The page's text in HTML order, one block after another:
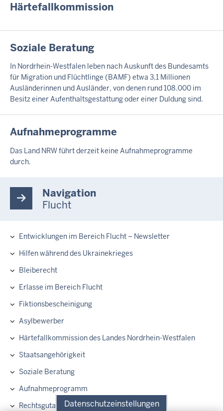
Datenschutzeinstellungen
I
A
L
T
S
E
I
T
Härtefallkommission
I
H
A
T
S
I
E
Soziale Beratung
In Nordrhein-Westfalen leben nach Auskunft des Bundesamts
für Migration und Flüchtlinge (BAMF) etwa 3,1 Millionen
Ausländerinnen und Ausländer, von denen rund 108.000 im
Besitz einer Aufenthaltsgestattung oder einer Duldung sind.
I
H
A
S
Aufnahmeprogramme
Das Land NRW führt derzeit keine Aufnahmeprogramme
durch.
Navigation
Flucht
Entwicklungen im Bereich Flucht – Newsletter
Hilfen während des Ukrainekrieges
Bleiberecht
Erlasse im Bereich Flucht
Fiktionsbescheinigung
Asylbewerber
Härtefallkommission des Landes Nordrhein-Westfalen
Staatsangehörigkeit
Soziale Beratung
Aufnahmeprogramm
Rechtsgutachten über die Anforderungen für